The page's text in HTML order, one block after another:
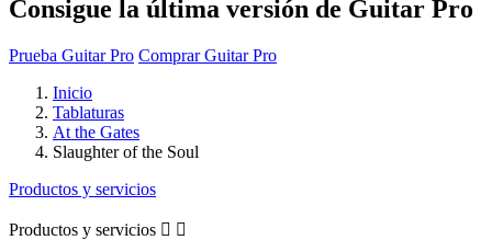
Consigue la última versión de Guitar Pro
Prueba Guitar Pro Comprar Guitar Pro
Inicio
Tablaturas
At the Gates
Slaughter of the Soul
Productos y servicios
Productos y servicios  